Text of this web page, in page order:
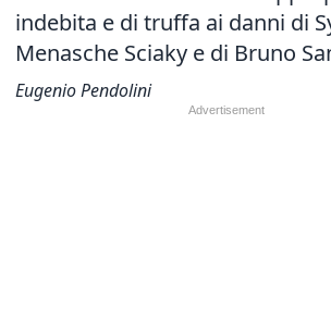
indebita e di truffa ai danni di
Menasche Sciaky e di Bruno
Eugenio Pendolini